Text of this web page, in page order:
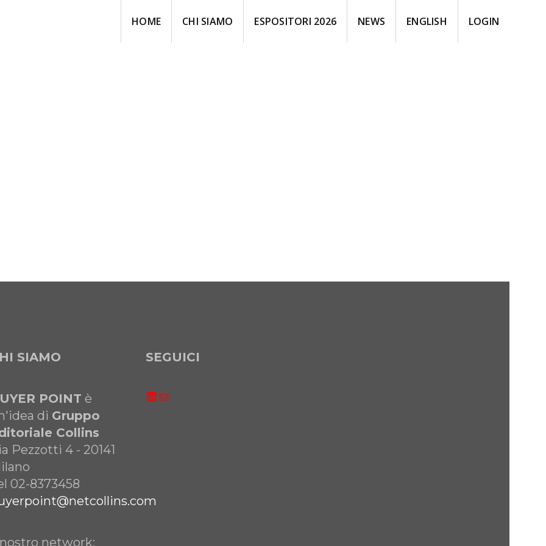
HOME CHI SIAMO ESPOSITORI 2026 NEWS ENGLISH LOGIN
SIAMO
POINT è
di Gruppo
Collins
Pezzotti 4 - 20141
02-8373458
network:
SEGUICI